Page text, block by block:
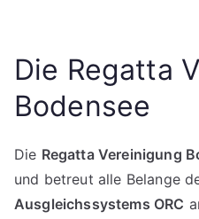
Die Regatta
Bodensee
Die Regatta Vereinigung
und betreut alle Belange
Ausgleichssystems ORC